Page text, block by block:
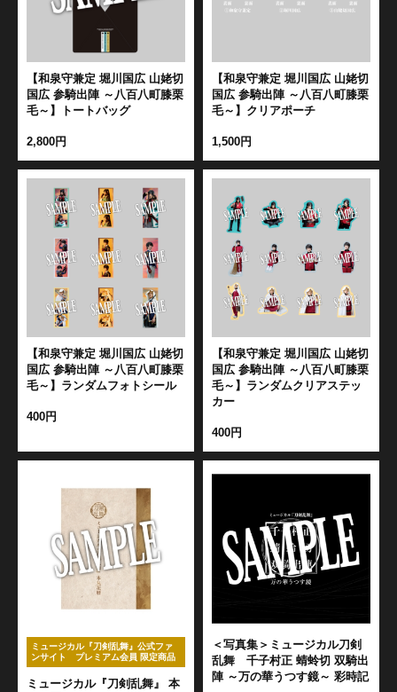
【和泉守兼定 堀川国広 山姥切
国広 参騎出陣 ～八百八町膝栗
毛～】トートバッグ
2,800円
【和泉守兼定 堀川国広 山姥切
国広 参騎出陣 ～八百八町膝栗
毛～】クリアポーチ
1,500円
【和泉守兼定 堀川国広 山姥切
国広 参騎出陣 ～八百八町膝栗
毛～】ランダムフォトシール
400円
【和泉守兼定 堀川国広 山姥切
国広 参騎出陣 ～八百八町膝栗
毛～】ランダムクリアステッ
カー
400円
ミュージカル『刀剣乱舞』公式ファ
ンサイト プレミアム会員 限定商品
ミュージカル『刀剣乱舞』 本
＜写真集＞ミュージカル刀剣
乱舞 千子村正 蜻蛉切 双騎出
陣 ～万の華うつす鏡～ 彩時記